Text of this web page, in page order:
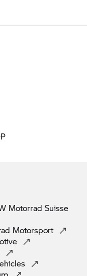
Motorrad Suisse
Motorsport